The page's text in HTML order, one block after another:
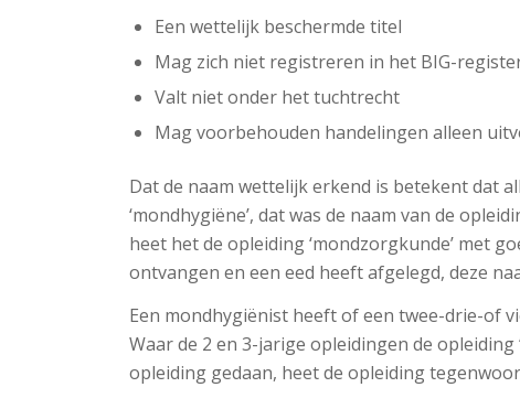
Een wettelijk beschermde titel
Mag zich niet registreren in het BIG-
Valt niet onder het tuchtrecht
Mag voorbehouden handelingen alleen
Dat de naam wettelijk erkend is betekent dat
‘mondhygiëne’, dat was de naam van de
heet het de opleiding ‘mondzorgkunde’ met
ontvangen en een eed heeft afgelegd, deze
Een mondhygiënist heeft of een twee-drie-of
Waar de 2 en 3-jarige opleidingen de
opleiding gedaan, heet de opleiding